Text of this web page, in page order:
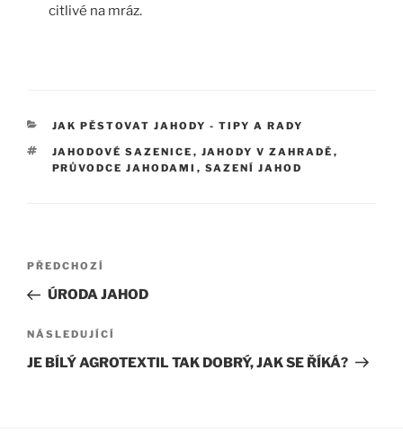
citlivé na mráz.
RUBRIKY
JAK PĚSTOVAT JAHODY - TIPY A RADY
ŠTÍTKY
JAHODOVÉ SAZENICE , JAHODY V ZAHRADĚ ,
PRŮVODCE JAHODAMI , SAZENÍ JAHOD
Navigace
pro
příspěvek
Předchozí
příspěvek
PŘEDCHOZÍ
ÚRODA JAHOD
Následující
příspěvek
NÁSLEDUJÍCÍ
JE BÍLÝ AGROTEXTIL TAK DOBRÝ, JAK SE ŘÍKÁ?